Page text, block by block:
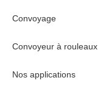
Convoyage
Convoyeur à rouleaux
Nos applications